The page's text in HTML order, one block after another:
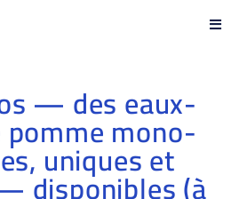
— des eaux-
mono-
uniques et
disponibles (à